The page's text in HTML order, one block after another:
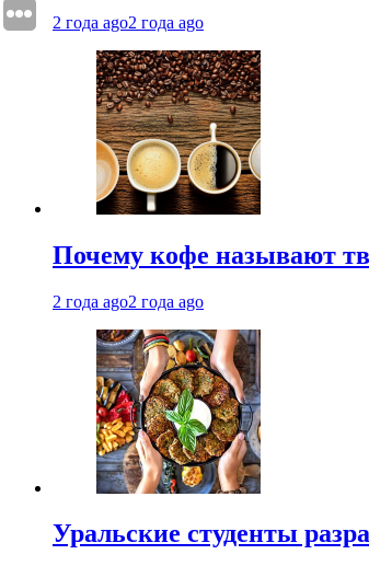
2 года ago2 года ago
Почему кофе называют
2 года ago2 года ago
Уральские студенты